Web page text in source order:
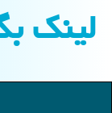
لینك